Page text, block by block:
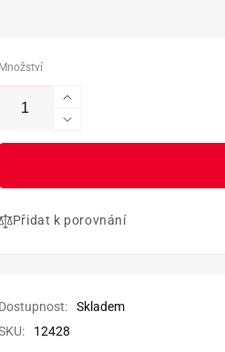
Množství
Zvýšit
množství
produktu
Pro
Snížit
množství
Roborock
S
Přidat k porovnání
Dostupnost:
Skladem
12428